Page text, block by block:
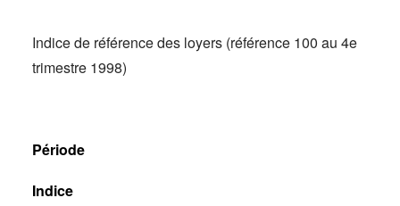
Indice de référence des loyers (référence 100 au 4e
trimestre 1998)
Période
Indice